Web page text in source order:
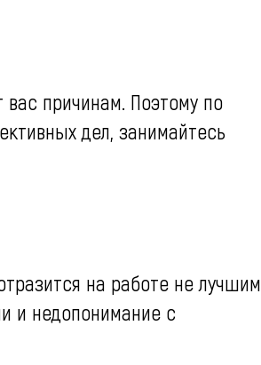
причинам. Поэтому по
дел, занимайтесь
на работе не лучшим
и недопонимание с